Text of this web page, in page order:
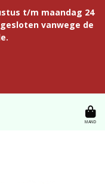
t/m maandag 24
vanwege de
MAND